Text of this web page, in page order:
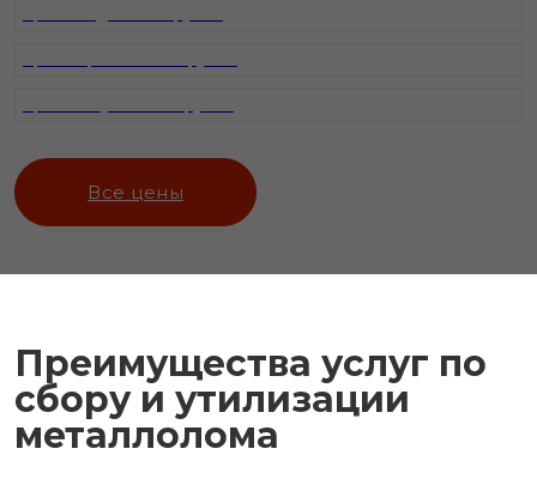
Все цены
Преимущества услуг по
сбору и утилизации
металлолома